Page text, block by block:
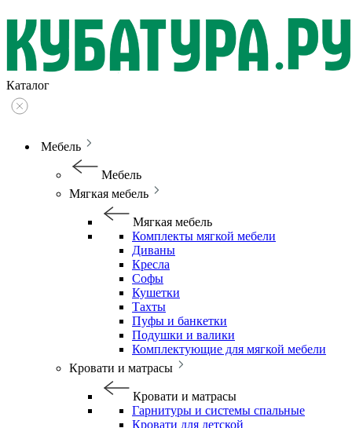
Каталог
Мебель
Мебель
Мягкая мебель
Мягкая мебель
Комплекты мягкой мебели
Диваны
Кресла
Софы
Кушетки
Тахты
Пуфы и банкетки
Подушки и валики
Комплектующие для мягкой мебели
Кровати и матрасы
Кровати и матрасы
Гарнитуры и системы спальные
Кровати для детской